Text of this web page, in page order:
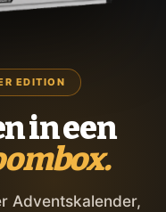
EDITION
in een
Adventskalender,